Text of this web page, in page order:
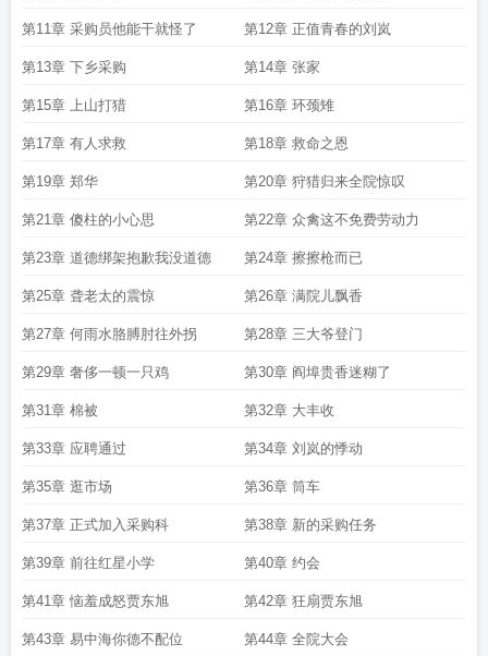
第11章 采购员他能干就怪了 第12章 正值青春的刘岚
第13章 下乡采购 第14章 张家
第15章 上山打猎 第16章 环颈雉
第17章 有人求救 第18章 救命之恩
第19章 郑华 第20章 狩猎归来全院惊叹
第21章 傻柱的小心思 第22章 众禽这不免费劳动力
第23章 道德绑架抱歉我没道德 第24章 擦擦枪而已
第25章 聋老太的震惊 第26章 满院儿飘香
第27章 何雨水胳膊肘往外拐 第28章 三大爷登门
第29章 奢侈一顿一只鸡 第30章 阎埠贵香迷糊了
第31章 棉被 第32章 大丰收
第33章 应聘通过 第34章 刘岚的悸动
第35章 逛市场 第36章 筒车
第37章 正式加入采购科 第38章 新的采购任务
第39章 前往红星小学 第40章 约会
第41章 恼羞成怒贾东旭 第42章 狂扇贾东旭
第43章 易中海你德不配位 第44章 全院大会